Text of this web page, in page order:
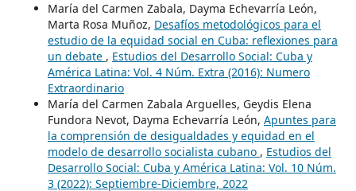
María del Carmen Zabala, Dayma Echevarría León,
Marta Rosa Muñoz, Desafíos metodológicos para el
estudio de la equidad social en Cuba: reflexiones para
un debate , Estudios del Desarrollo Social: Cuba y
América Latina: Vol. 4 Núm. Extra (2016): Numero
Extraordinario
María del Carmen Zabala Arguelles, Geydis Elena
Fundora Nevot, Dayma Echevarría León, Apuntes para
la comprensión de desigualdades y equidad en el
modelo de desarrollo socialista cubano , Estudios del
Desarrollo Social: Cuba y América Latina: Vol. 10 Núm.
3 (2022): Septiembre-Diciembre, 2022